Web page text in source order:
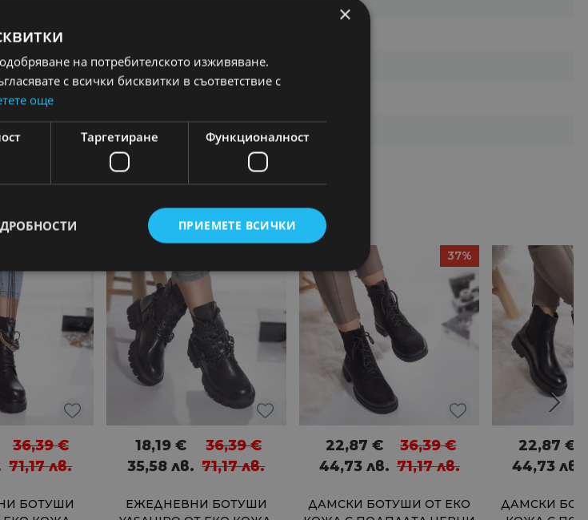
БОТУШИ
36,39€
71,17лв.
ЕЖЕДНЕВНИ БОТУШИ
18,19€
35,58лв.
36,39€
71,17лв.
37%
ДАМСКИ БОТУШИ ОТ ЕКО
22,87 €
44,73 лв.
36,39€
71,17лв.
ДАМСКИ
22,87 €
44,73 лв.
×
на потребителското изживяване.
с всички бисквитки в съответствие с
още
Таргетиране Функционалност
ПРИЕМЕТЕ ВСИЧКИ